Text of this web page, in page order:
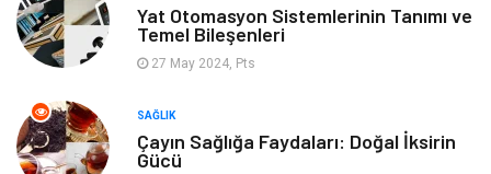
Tarım & Hayvancılık Moda
Yat Otomasyon Sistemlerinin Tanımı ve
Temel Bileşenleri
27 May 2024, Pts
SAĞLIK
Çayın Sağlığa Faydaları: Doğal İksirin
Gücü